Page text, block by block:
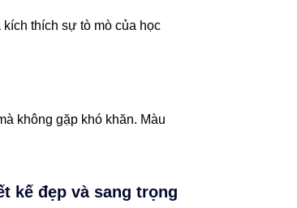
thích sự tò mò của học
không gặp khó khăn. Màu
kế đẹp và sang trọng